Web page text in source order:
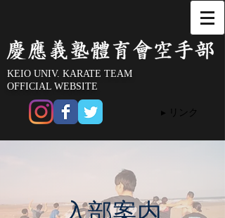
KEIO UNIV. KARATE TEAM
OFFICIAL WEBSITE
▸ リンク
​入部案内